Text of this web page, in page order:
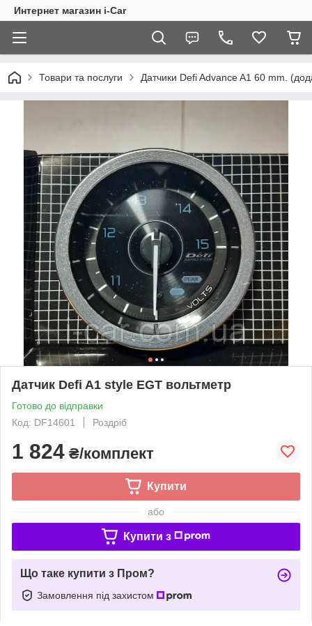
Интернет магазин i-Car
Товари та послуги Датчики Defi Advance A1 60 mm.
Датчик Defi A1 style EGT вольтметр
Готово до відправки
Код: DF14601
Роздріб
1 824 ₴/комплект
Купити
або
Купити з
Що таке купити з Пром?
Замовлення під захистом